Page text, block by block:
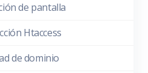
de pantalla
Htaccess
de dominio